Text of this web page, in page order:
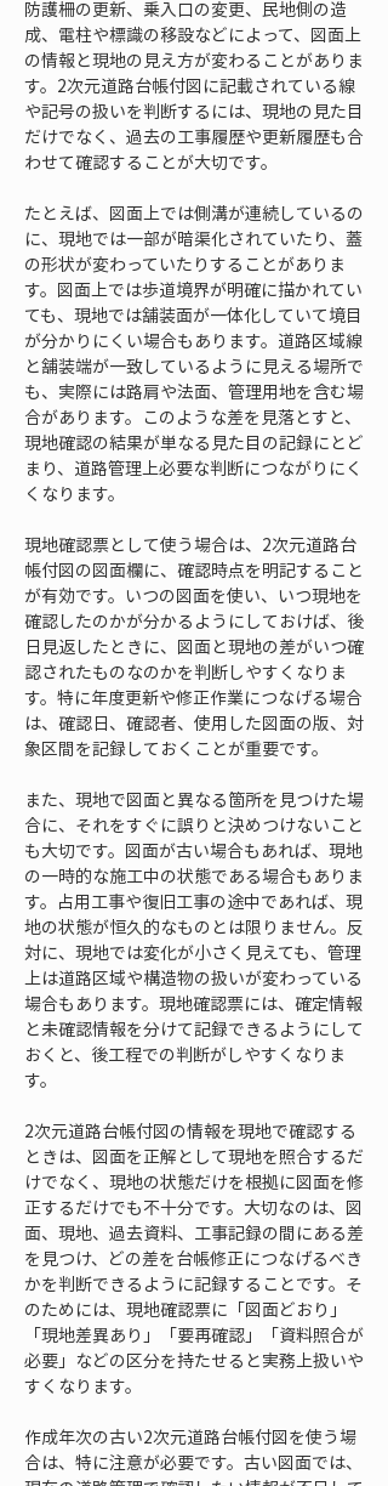
防護柵の更新、乗入口の変更、民地側の造
成、電柱や標識の移設などによって、図面上
の情報と現地の見え方が変わることがありま
す。2次元道路台帳付図に記載されている線
や記号の扱いを判断するには、現地の見た目
だけでなく、過去の工事履歴や更新履歴も合
わせて確認することが大切です。
たとえば、図面上では側溝が連続しているの
に、現地では一部が暗渠化されていたり、蓋
の形状が変わっていたりすることがありま
す。図面上では歩道境界が明確に描かれてい
ても、現地では舗装面が一体化していて境目
が分かりにくい場合もあります。道路区域線
と舗装端が一致しているように見える場所で
も、実際には路肩や法面、管理用地を含む場
合があります。このような差を見落とすと、
現地確認の結果が単なる見た目の記録にとど
まり、道路管理上必要な判断につながりにく
くなります。
現地確認票として使う場合は、2次元道路台
帳付図の図面欄に、確認時点を明記すること
が有効です。いつの図面を使い、いつ現地を
確認したのかが分かるようにしておけば、後
日見返したときに、図面と現地の差がいつ確
認されたものなのかを判断しやすくなりま
す。特に年度更新や修正作業につなげる場合
は、確認日、確認者、使用した図面の版、対
象区間を記録しておくことが重要です。
また、現地で図面と異なる箇所を見つけた場
合に、それをすぐに誤りと決めつけないこと
も大切です。図面が古い場合もあれば、現地
の一時的な施工中の状態である場合もありま
す。占用工事や復旧工事の途中であれば、現
地の状態が恒久的なものとは限りません。反
対に、現地では変化が小さく見えても、管理
上は道路区域や構造物の扱いが変わっている
場合もあります。現地確認票には、確定情報
と未確認情報を分けて記録できるようにして
おくと、後工程での判断がしやすくなりま
す。
2次元道路台帳付図の情報を現地で確認する
ときは、図面を正解として現地を照合するだ
けでなく、現地の状態だけを根拠に図面を修
正するだけでも不十分です。大切なのは、図
面、現地、過去資料、工事記録の間にある差
を見つけ、どの差を台帳修正につなげるべき
かを判断できるように記録することです。そ
のためには、現地確認票に「図面どおり」
「現地差異あり」「要再確認」「資料照合が
必要」などの区分を持たせると実務上扱いや
すくなります。
作成年次の古い2次元道路台帳付図を使う場
合は、特に注意が必要です。古い図面では、